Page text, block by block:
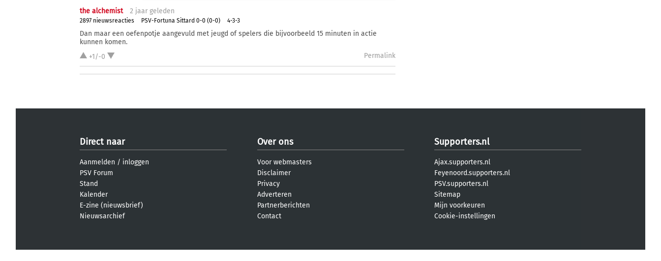
the alchemist 2 jaar geleden
2897 nieuwsreacties PSV-Fortuna Sittard 0-0 (0-0) 4-3-3
Dan maar een oefenpotje aangevuld met jeugd of spelers die bijvoorbeeld 15 minuten in actie
kunnen komen.
+1/-0
Permalink
Direct naar
Aanmelden / inloggen
PSV Forum
Stand
Kalender
E-zine (nieuwsbrief)
Nieuwsarchief
Over ons
Voor webmasters
Disclaimer
Privacy
Adverteren
Partnerberichten
Contact
Supporters.nl
Ajax.supporters.nl
Feyenoord.supporters.nl
PSV.supporters.nl
Sitemap
Mijn voorkeuren
Cookie-instellingen